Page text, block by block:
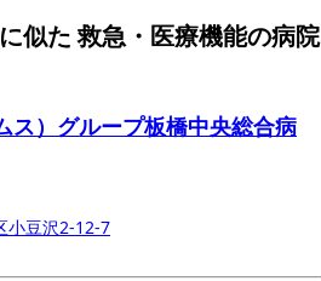
似た 救急・医療機能の病院
ス）グループ板橋中央総合病
小豆沢2-12-7